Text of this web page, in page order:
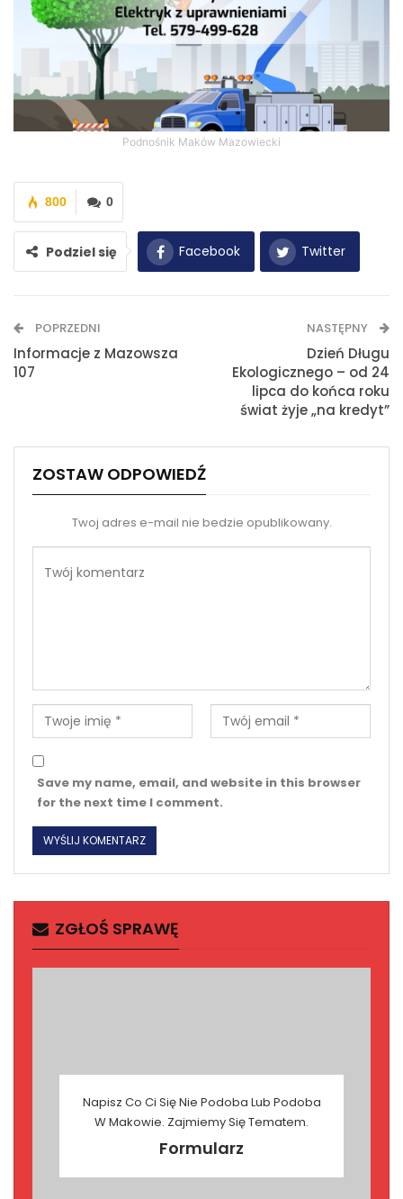
Podnośnik Maków Mazowiecki
0
800
Podziel się Facebook Twitter
POPRZEDNI
Informacje z Mazowsza
107
NASTĘPNY
Dzień Długu
Ekologicznego – od 24
lipca do końca roku
świat żyje „na kredyt”
ZOSTAW ODPOWIEDŹ
Twoj adres e-mail nie bedzie opublikowany.
Save my name, email, and website in this browser
for the next time I comment.
ZGŁOŚ SPRAWĘ
Napisz Co Ci Się Nie Podoba Lub Podoba
W Makowie. Zajmiemy Się Tematem.
Formularz